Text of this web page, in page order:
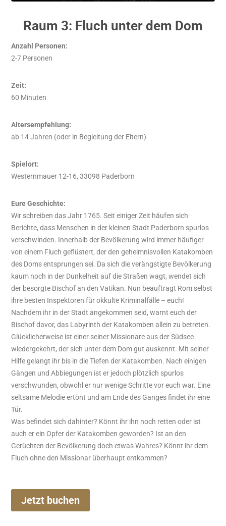
Raum 3: Fluch unter dem Dom
Anzahl Personen:
2-7 Personen
Zeit:
60 Minuten
Altersempfehlung:
ab 14 Jahren (oder in Begleitung der Eltern)
Spielort:
Westernmauer 12-16, 33098 Paderborn
Eure Geschichte:
Wir schreiben das Jahr 1765. Seit einiger Zeit häufen sich
Berichte, dass Menschen in der kleinen Stadt Paderborn spurlos
verschwinden. Innerhalb der Bevölkerung wird immer häufiger
von einem Fluch geflüstert, der den geheimnisvollen Katakomben
des Doms entsprungen sei. Da sich die verängstigte Bevölkerung
kaum noch in der Dunkelheit auf die Straßen wagt, wendet sich
der besorgte Bischof an den Vatikan. Nun beauftragt Rom selbst
ihre besten Inspektoren für okkulte Kriminalfälle – euch!
Nachdem ihr in der Stadt angekommen seid, warnt euch der
Bischof davor, das Labyrinth der Katakomben allein zu betreten.
Glücklicherweise ist einer seiner Missionare aus der Südsee
wiedergekehrt, der sich unter dem Dom gut auskennt. Mit seiner
Hilfe gelangt ihr bis in die Tiefen der Katakomben. Nach einigen
Gängen und Abbiegungen ist er jedoch plötzlich spurlos
verschwunden, obwohl er nur wenige Schritte vor euch war. Eine
seltsame Melodie ertönt und am Ende des Ganges findet ihr eine
Tür.
Was befindet sich dahinter? Könnt ihr ihn noch retten oder ist
auch er ein Opfer der Katakomben geworden? Ist an den
Gerüchten der Bevölkerung doch etwas Wahres? Könnt ihr dem
Fluch ohne den Missionar überhaupt entkommen?
Jetzt buchen